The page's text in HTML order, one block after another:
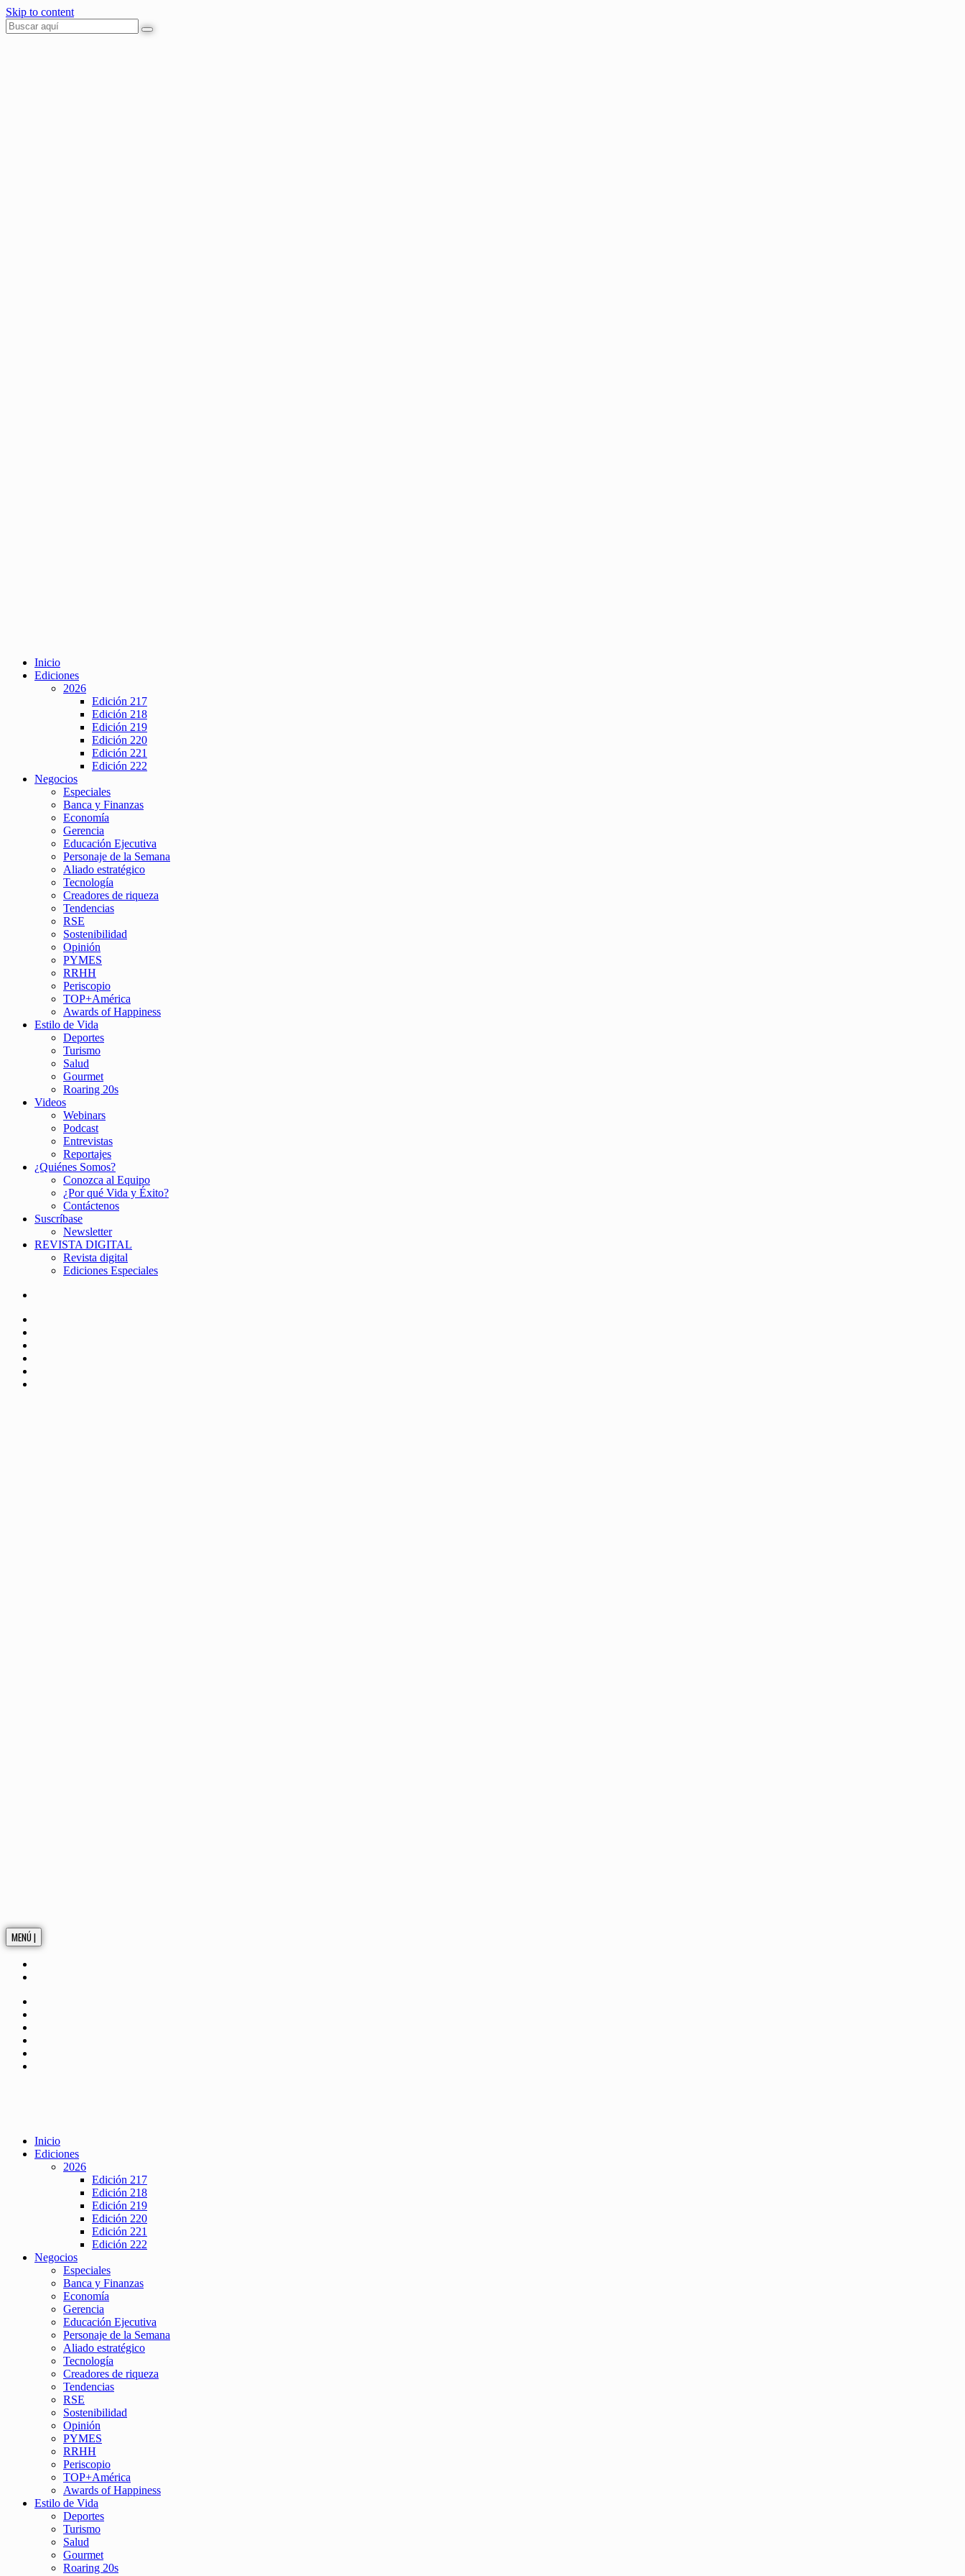
Skip to content
Inicio
Ediciones
2026
Edición 217
Edición 218
Edición 219
Edición 220
Edición 221
Edición 222
Negocios
Especiales
Banca y Finanzas
Economía
Gerencia
Educación Ejecutiva
Personaje de la Semana
Aliado estratégico
Tecnología
Creadores de riqueza
Tendencias
RSE
Sostenibilidad
Opinión
PYMES
RRHH
Periscopio
TOP+América
Awards of Happiness
Estilo de Vida
Deportes
Turismo
Salud
Gourmet
Roaring 20s
Videos
Webinars
Podcast
Entrevistas
Reportajes
¿Quiénes Somos?
Conozca al Equipo
¿Por qué Vida y Éxito?
Contáctenos
Suscríbase
Newsletter
REVISTA DIGITAL
Revista digital
Ediciones Especiales
MENÚ |
Inicio
Ediciones
2026
Edición 217
Edición 218
Edición 219
Edición 220
Edición 221
Edición 222
Negocios
Especiales
Banca y Finanzas
Economía
Gerencia
Educación Ejecutiva
Personaje de la Semana
Aliado estratégico
Tecnología
Creadores de riqueza
Tendencias
RSE
Sostenibilidad
Opinión
PYMES
RRHH
Periscopio
TOP+América
Awards of Happiness
Estilo de Vida
Deportes
Turismo
Salud
Gourmet
Roaring 20s